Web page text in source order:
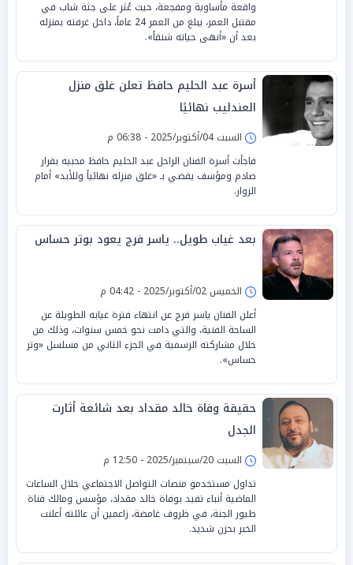
واقعة مأساوية ومفجعة، حيث عُثر على جثة شاب في
مقتبل العمر، يبلغ من العمر 24 عاماً، داخل غرفته بمنزله
بعد أن «أنهى حياته شنقاً».
أسرة عبد الحليم حافظ تعلن غلق منزل
العندليب نهائيًا
السبت 04/أكتوبر/2025 - 06:38 م
فاجأت أسرة الفنان الراحل عبد الحليم حافظ محبيه بقرار
صادم ومؤسف يقضي بـ «غلق منزله نهائياً وللأبد» أمام
الزوار.
بعد غياب طويل.. ياسر فرج يعود بوتر حساس
الخميس 02/أكتوبر/2025 - 04:42 م
أعلن الفنان ياسر فرج عن انتهاء فترة غيابه الطويلة عن
الساحة الفنية، والتي دامت نحو خمس سنوات، وذلك من
خلال مشاركته الرسمية في الجزء الثاني من مسلسل «وتر
حساس».
حقيقة وفاة خالد مقداد بعد شائعة أثارت
الجدل
السبت 20/سبتمبر/2025 - 12:50 م
تداول مستخدمو منصات التواصل الاجتماعي خلال الساعات
الماضية أنباء تفيد بوفاة خالد مقداد، مؤسس ومالك قناة
طيور الجنة، في ظروف غامضة، زاعمين أن عائلته أعلنت
الخبر بحزن شديد.